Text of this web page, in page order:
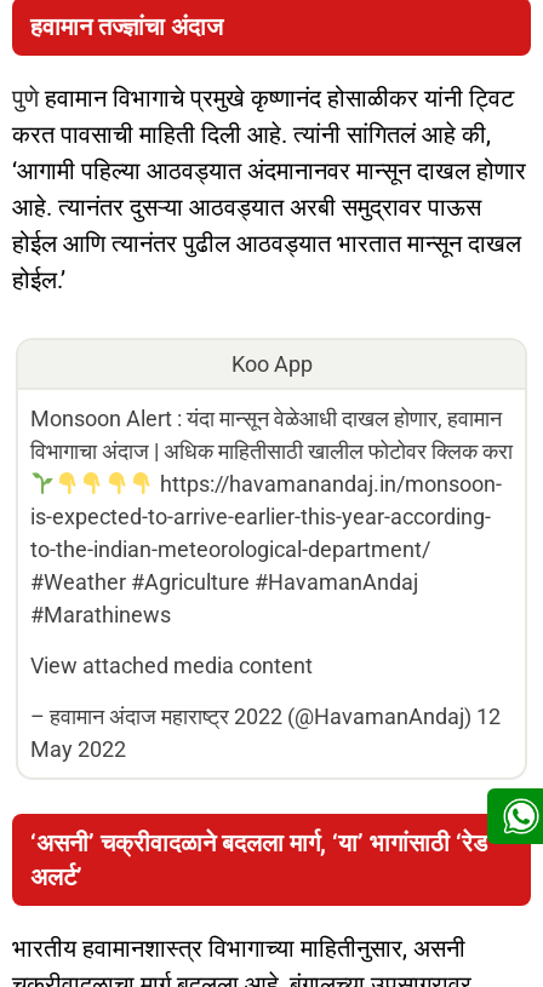
हवामान तज्ज्ञांचा अंदाज
पुणेहवामान विभागाचे प्रमुखे कृष्णानंद होसाळीकर यांनी ट्विट
करत पावसाची माहिती दिली आहे. त्यांनी सांगितलं आहे की,
‘आगामी पहिल्या आठवड्यात अंदमानानवर मान्सून दाखल होणार
आहे. त्यानंतर दुसऱ्या आठवड्यात अरबी समुद्रावर पाऊस
होईल आणि त्यानंतर पुढील आठवड्यात भारतात मान्सून दाखल
होईल.’
Koo App
Monsoon Alert : यंदा मान्सून वेळेआधी दाखल होणार, हवामान
विभागाचा अंदाज | अधिक माहितीसाठी खालील फोटोवर क्लिक करा
is-expected-to-arrive-earlier-this-year-according-
to-the-indian-meteorological-department/
#Weather #Agriculture #HavamanAndaj
#Marathinews
View attached media content
–हवामान अंदाज महाराष्ट्र 2022 (@HavamanAndaj) 12
May 2022
‘असनी’ चक्रीवादळाने बदलला मार्ग, ‘या’ भागांसाठी ‘रेड
अलर्ट’
भारतीय हवामानशास्त्र विभागाच्या माहितीनुसार, असनी